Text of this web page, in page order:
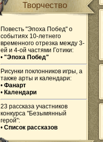
Творчество
Повесть "Эпоха Побед" о
событиях 10-летнего
временного отрезка между 3-
ей и 4-ой частями Готики:
• "Эпоха Побед"
Рисунки поклонников игры, а
также арты и календари:
• Фанарт
• Календари
23 рассказа участников
конкурса "Безымянный
герой":
• Список рассказов